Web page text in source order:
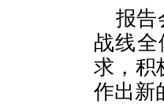
报告
战线
求，积
作出新